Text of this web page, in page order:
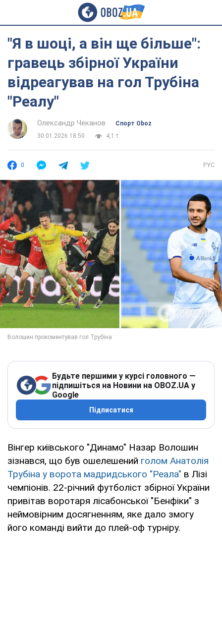
"Я в шоці, а він ще більше":
гравець збірної України
відреагував на гол Трубіна
"Реалу"
Олександр Чеканов
Спорт Oboz
30.01.2026 18:50
4,1 т.
0 РУС
Будьте першими у курсі головного —
підпишіться на Новини на OBOZ.UA у
Google
Підписатися
Вінгер київського "Динамо" Назар Волошин
зізнався, що був ошелешений голом Анатолія
Трубіна у ворота мадридського "Реала" в Лізі
чемпіонів. 22-річний футболіст збірної України
привітав воротаря лісабонської "Бенфіки" з
неймовірним досягненням, яке дало змогу
його команді вийти до плей-оф турніру.